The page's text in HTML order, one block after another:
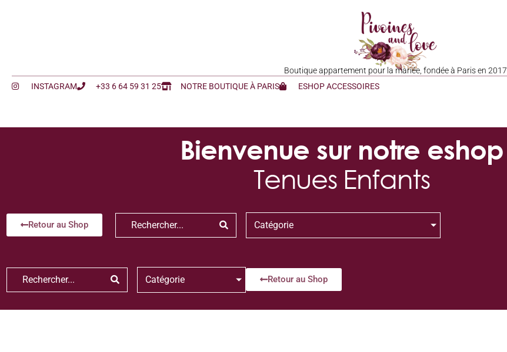
Boutique appartement pour la mariée, fondée à Paris en 2017
INSTAGRAM
+33 6 64 59 31 25 NOTRE BOUTIQUE À PARIS ESHOP ACCESSOIRES
Bienvenue sur notre eshop
Tenues Enfants
Retour au Shop Catégorie
Catégorie Retour au Shop